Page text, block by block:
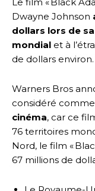
Dwayne Johnson
dollars lors de
mondial et à
de dollars environ.
Warners Bros
considéré comme
cinéma, car ce
76 territoires
Nord, le film «
67 millions de